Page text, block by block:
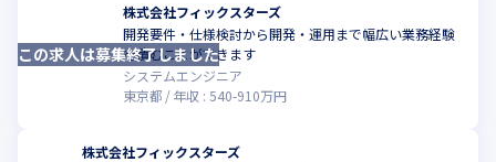
株式会社フィックスターズ
開発要件・仕様検討から開発・運用まで幅広い業務経験
を積むことができます
システムエンジニア
東京都
年収 :540-910万円
この求人は募集終了しました
株式会社フィックスターズ